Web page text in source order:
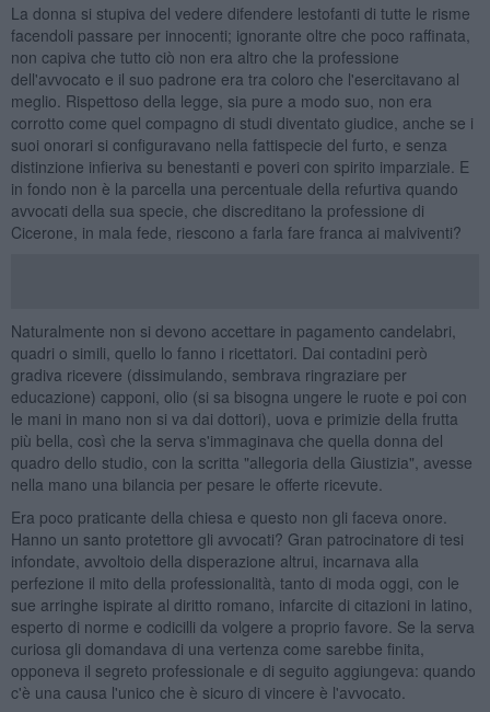
La donna si stupiva del vedere difendere lestofanti di tutte le risme
facendoli passare per innocenti; ignorante oltre che poco raffinata,
non capiva che tutto ciò non era altro che la professione
dell'avvocato e il suo padrone era tra coloro che l'esercitavano al
meglio. Rispettoso della legge, sia pure a modo suo, non era
corrotto come quel compagno di studi diventato giudice, anche se i
suoi onorari si configuravano nella fattispecie del furto, e senza
distinzione infieriva su benestanti e poveri con spirito imparziale. E
in fondo non è la parcella una percentuale della refurtiva quando
avvocati della sua specie, che discreditano la professione di
Cicerone, in mala fede, riescono a farla fare franca ai malviventi?
Naturalmente non si devono accettare in pagamento candelabri,
quadri o simili, quello lo fanno i ricettatori. Dai contadini però
gradiva ricevere (dissimulando, sembrava ringraziare per
educazione) capponi, olio (si sa bisogna ungere le ruote e poi con
le mani in mano non si va dai dottori), uova e primizie della frutta
più bella, così che la serva s'immaginava che quella donna del
quadro dello studio, con la scritta "allegoria della Giustizia", avesse
nella mano una bilancia per pesare le offerte ricevute.
Era poco praticante della chiesa e questo non gli faceva onore.
Hanno un santo protettore gli avvocati? Gran patrocinatore di tesi
infondate, avvoltoio della disperazione altrui, incarnava alla
perfezione il mito della professionalità, tanto di moda oggi, con le
sue arringhe ispirate al diritto romano, infarcite di citazioni in latino,
esperto di norme e codicilli da volgere a proprio favore. Se la serva
curiosa gli domandava di una vertenza come sarebbe finita,
opponeva il segreto professionale e di seguito aggiungeva: quando
c'è una causa l'unico che è sicuro di vincere è l'avvocato.